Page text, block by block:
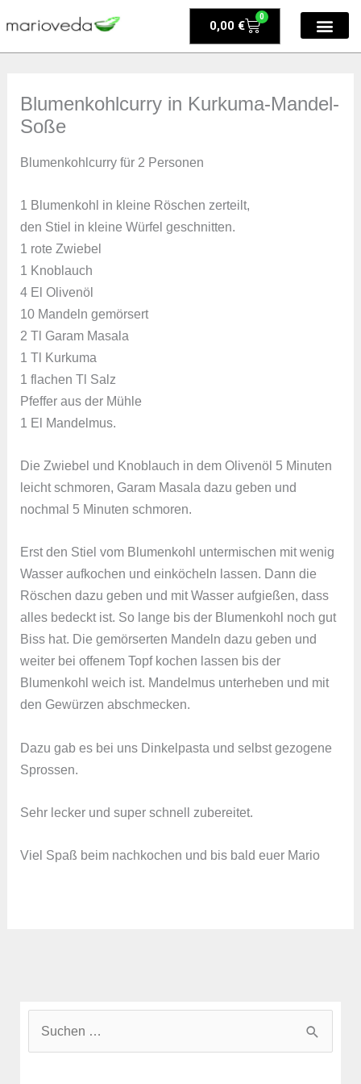
Inhalt
springen
0,00 €
0
Warenkorb
Blumenkohlcurry in Kurkuma-Mandel-
Soße
Blumenkohlcurry für 2 Personen
1 Blumenkohl in kleine Röschen zerteilt,
den Stiel in kleine Würfel geschnitten.
1 rote Zwiebel
1 Knoblauch
4 El Olivenöl
10 Mandeln gemörsert
2 Tl Garam Masala
1 Tl Kurkuma
1 flachen Tl Salz
Pfeffer aus der Mühle
1 El Mandelmus.
Die Zwiebel und Knoblauch in dem Olivenöl 5 Minuten
leicht schmoren, Garam Masala dazu geben und
nochmal 5 Minuten schmoren.
Erst den Stiel vom Blumenkohl untermischen mit wenig
Wasser aufkochen und einköcheln lassen. Dann die
Röschen dazu geben und mit Wasser aufgießen, dass
alles bedeckt ist. So lange bis der Blumenkohl noch gut
Biss hat. Die gemörserten Mandeln dazu geben und
weiter bei offenem Topf kochen lassen bis der
Blumenkohl weich ist. Mandelmus unterheben und mit
den Gewürzen abschmecken.
Dazu gab es bei uns Dinkelpasta und selbst gezogene
Sprossen.
Sehr lecker und super schnell zubereitet.
Viel Spaß beim nachkochen und bis bald euer Mario